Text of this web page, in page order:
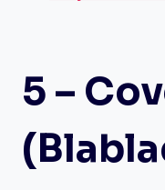
5 –